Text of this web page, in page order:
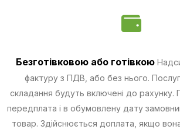
Безготівковою або готівкою
фактуру з ПДВ, або без нього.
складання будуть включені до
передплата і в обумовлену дату
товар. Здійснюється доплата, якщо